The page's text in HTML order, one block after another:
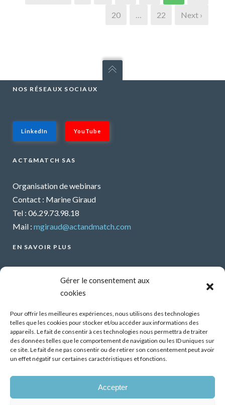
Gérer le consentement aux
cookies
Pour offrir les meilleures expériences, nous utilisons des technologies
telles que les cookies pour stocker et/ou accéder aux informations des
appareils. Le fait de consentir à ces technologies nous permettra de traiter
des données telles que le comportement de navigation ou les ID uniques sur
ce site. Le fait de ne pas consentir ou de retirer son consentement peut avoir
un effet négatif sur certaines caractéristiques et fonctions.
Accepter
20 … 22 Next ›
NOS RÉSEAUX SOCIAUX
LinkedIn YouTube
ACT&MATCH SAS
Organisation de webinars
Contact : Marine Giraud
Tel : 06.29.73.98.18
Mail : mgiraud@actandmatch.com
EN SAVOIR PLUS
Organiser un webinar
Mentions légales
CGU
Santé mentale et travail : Comment parler de ses
difficultés psychiques ?
Démonstrateur d’éclairage intelligent dans les